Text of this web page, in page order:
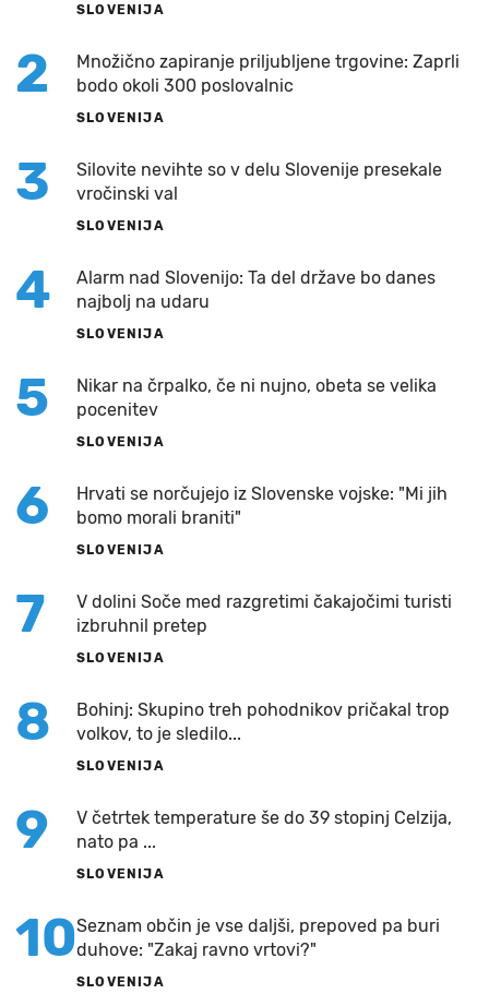
SLOVENIJA
2
Množično zapiranje priljubljene trgovine: Zaprli
bodo okoli 300 poslovalnic
SLOVENIJA
3
Silovite nevihte so v delu Slovenije presekale
vročinski val
SLOVENIJA
4
Alarm nad Slovenijo: Ta del države bo danes
najbolj na udaru
SLOVENIJA
5
Nikar na črpalko, če ni nujno, obeta se velika
pocenitev
SLOVENIJA
6
Hrvati se norčujejo iz Slovenske vojske: "Mi jih
bomo morali braniti"
SLOVENIJA
7
V dolini Soče med razgretimi čakajočimi turisti
izbruhnil pretep
SLOVENIJA
8
Bohinj: Skupino treh pohodnikov pričakal trop
volkov, to je sledilo...
SLOVENIJA
9
V četrtek temperature še do 39 stopinj Celzija,
nato pa ...
SLOVENIJA
10Seznam občin je vse daljši, prepoved pa buri
duhove: "Zakaj ravno vrtovi?"
SLOVENIJA